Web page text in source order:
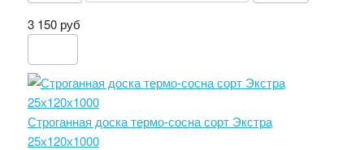
3 150 руб
Строганная доска термо-сосна сорт Экстра
25х120х1000